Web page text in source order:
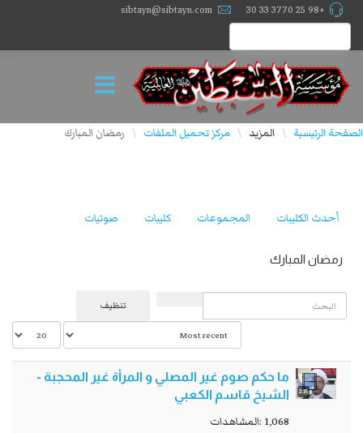
+98 25 3770 33 30
sibtayn@sibtayn.com
الصفحة الرئيسية \ المزيد \ مركز تحميل الملفات \ رمضان المبارك
أحدث الكليبات المجموعات كليبات صوتيات
رمضان المبارك
البحث تنظيف
2:15
ما حکم صوم غیر المصلي و المرأة غير المحجبة -
الشيخ قاسم الكعبي
1,068 :المشاهدات